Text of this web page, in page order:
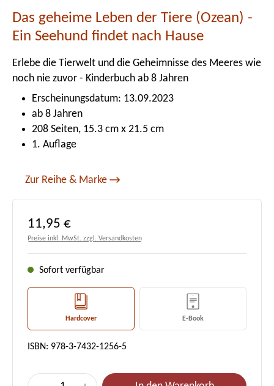
Das geheime Leben der Tiere (Ozean) -
Ein Seehund findet nach Hause
Erlebe die Tierwelt und die Geheimnisse des Meeres wie
noch nie zuvor - Kinderbuch ab 8 Jahren
Erscheinungsdatum: 13.09.2023
ab 8 Jahren
208 Seiten, 15.3 cm x 21.5 cm
1. Auflage
Zur Reihe & Marke
Regulärer Preis:
11,95 €
Preise inkl. MwSt. zzgl. Versandkosten
Sofort verfügbar
Hardcover E-Book
ISBN: 978-3-7432-1256-5
Produkt Anzahl: Gib den gewünschten